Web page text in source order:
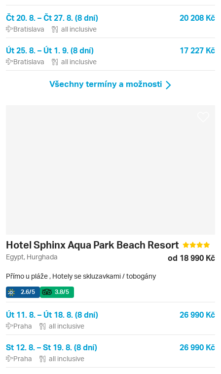
Čt 20. 8. – Čt 27. 8. (8 dní) 20 208 Kč
Bratislava all inclusive
Út 25. 8. – Út 1. 9. (8 dní) 17 227 Kč
Bratislava all inclusive
Všechny termíny a možnosti
Hotel Sphinx Aqua Park Beach Resort
Egypt, Hurghada od 18 990 Kč
Přímo u pláže , Hotely se skluzavkami / tobogány
2.6/5 3.8/5
Út 11. 8. – Út 18. 8. (8 dní) 26 990 Kč
Praha all inclusive
St 12. 8. – St 19. 8. (8 dní) 26 990 Kč
Praha all inclusive